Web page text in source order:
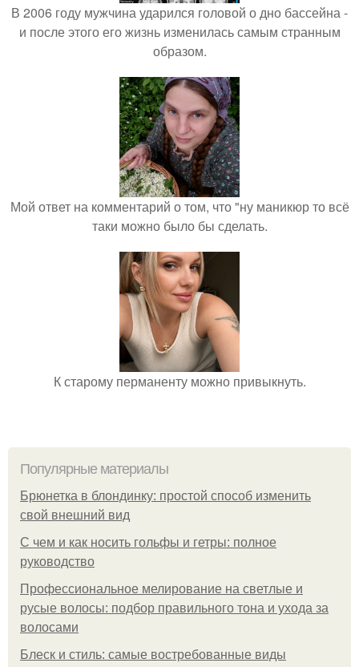
В 2006 году мужчина ударился головой о дно бассейна -
и после этого его жизнь изменилась самым странным
образом.
Мой ответ на комментарий о том, что "ну маникюр то всё
таки можно было бы сделать.
К старому перманенту можно привыкнуть.
Популярные материалы
Брюнетка в блондинку: простой способ изменить
свой внешний вид
С чем и как носить гольфы и гетры: полное
руководство
Профессиональное мелирование на светлые и
русые волосы: подбор правильного тона и ухода за
волосами
Блеск и стиль: самые востребованные виды